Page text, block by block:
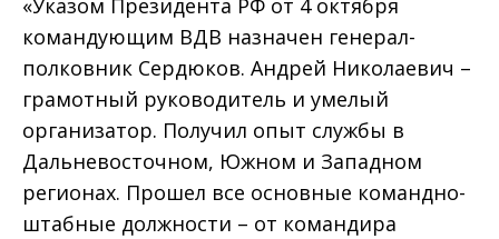
«Указом Президента РФ от 4 октября
командующим ВДВ назначен генерал-
полковник Сердюков. Андрей Николаевич –
грамотный руководитель и умелый
организатор. Получил опыт службы в
Дальневосточном, Южном и Западном
регионах. Прошел все основные командно-
штабные должности – от командира